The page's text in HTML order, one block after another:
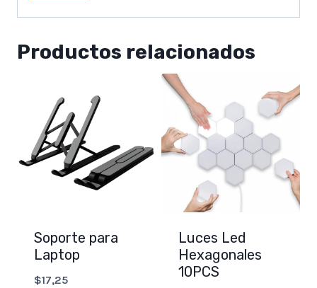
Productos relacionados
Soporte para
Laptop
$17,25
Luces Led
Hexagonales
10PCS